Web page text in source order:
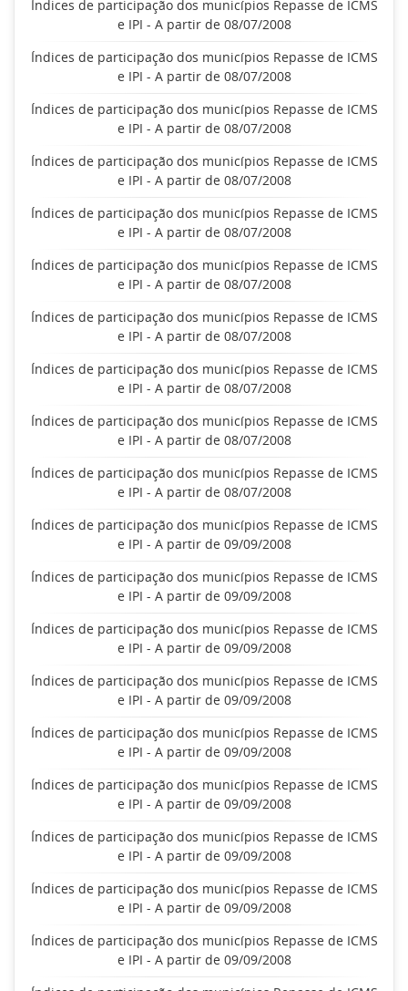
Índices de participação dos municípios Repasse de ICMS
e IPI - A partir de 08/07/2008
Índices de participação dos municípios Repasse de ICMS
e IPI - A partir de 08/07/2008
Índices de participação dos municípios Repasse de ICMS
e IPI - A partir de 08/07/2008
Índices de participação dos municípios Repasse de ICMS
e IPI - A partir de 08/07/2008
Índices de participação dos municípios Repasse de ICMS
e IPI - A partir de 08/07/2008
Índices de participação dos municípios Repasse de ICMS
e IPI - A partir de 08/07/2008
Índices de participação dos municípios Repasse de ICMS
e IPI - A partir de 08/07/2008
Índices de participação dos municípios Repasse de ICMS
e IPI - A partir de 08/07/2008
Índices de participação dos municípios Repasse de ICMS
e IPI - A partir de 08/07/2008
Índices de participação dos municípios Repasse de ICMS
e IPI - A partir de 08/07/2008
Índices de participação dos municípios Repasse de ICMS
e IPI - A partir de 09/09/2008
Índices de participação dos municípios Repasse de ICMS
e IPI - A partir de 09/09/2008
Índices de participação dos municípios Repasse de ICMS
e IPI - A partir de 09/09/2008
Índices de participação dos municípios Repasse de ICMS
e IPI - A partir de 09/09/2008
Índices de participação dos municípios Repasse de ICMS
e IPI - A partir de 09/09/2008
Índices de participação dos municípios Repasse de ICMS
e IPI - A partir de 09/09/2008
Índices de participação dos municípios Repasse de ICMS
e IPI - A partir de 09/09/2008
Índices de participação dos municípios Repasse de ICMS
e IPI - A partir de 09/09/2008
Índices de participação dos municípios Repasse de ICMS
e IPI - A partir de 09/09/2008